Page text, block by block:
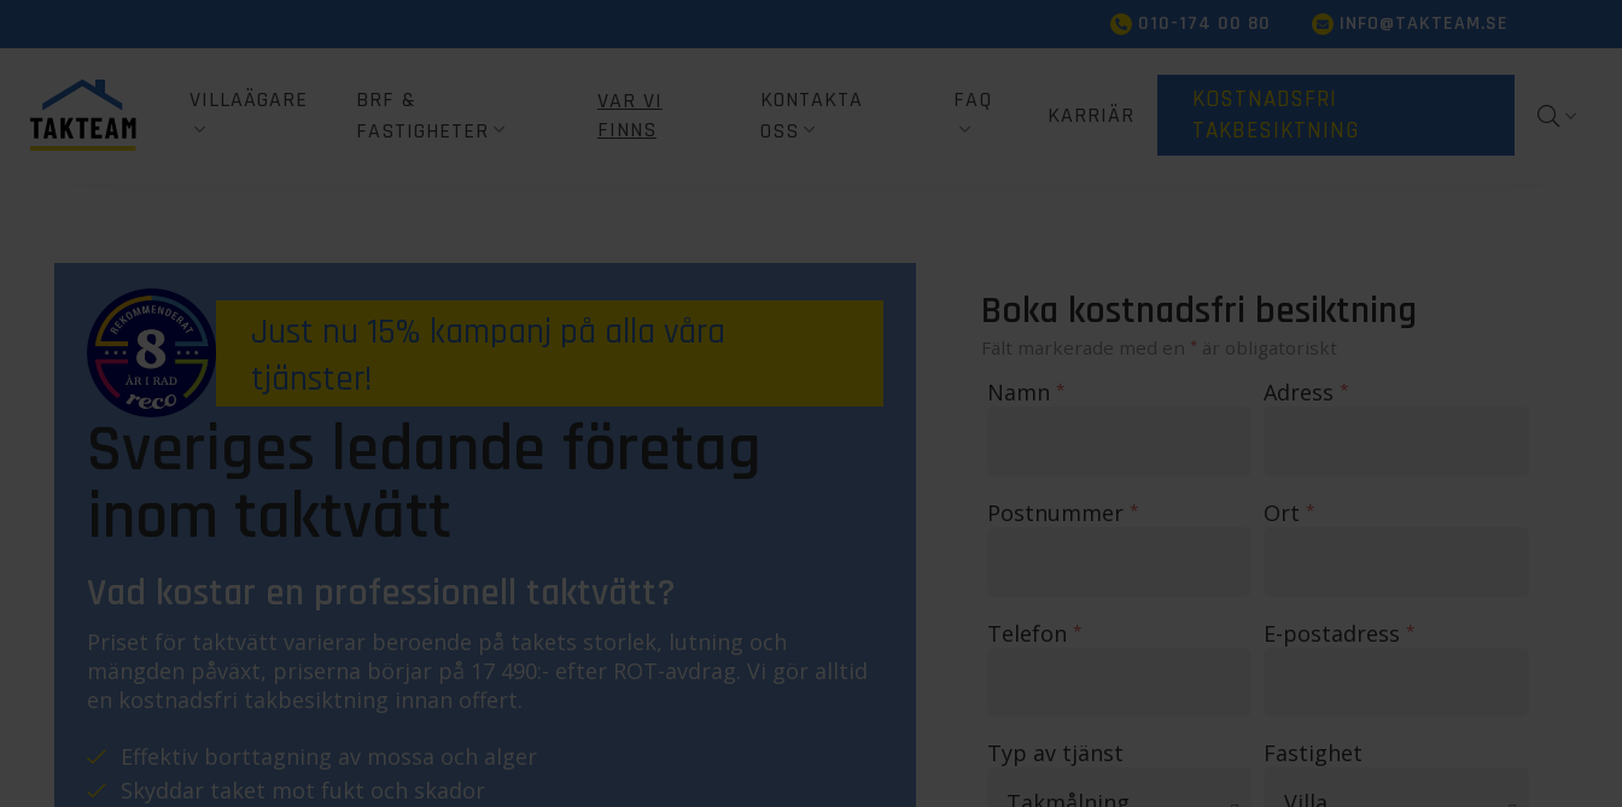
010-174 00 80 INFO@TAKTEAM.SE
VILLAÄGARE
BRF &
FASTIGHETER
VAR VI
FINNS
KONTAKTA
OSS
FAQ
KARRIÄR
KOSTNADSFRI
TAKBESIKTNING
Just nu 15% kampanj på alla våra
tjänster!
Sveriges ledande företag
inom taktvätt
Vad kostar en professionell taktvätt?
Priset för taktvätt varierar beroende på takets storlek, lutning och
mängden påväxt, priserna börjar på 17 490:- efter ROT-avdrag. Vi gör alltid
en kostnadsfri takbesiktning innan offert.
Effektiv borttagning av mossa och alger
Skyddar taket mot fukt och skador
Boka kostnadsfri besiktning
Fält markerade med en * är obligatoriskt
Namn * Adress *
Postnummer * Ort *
Telefon * E-postadress *
Typ av tjänst Fastighet